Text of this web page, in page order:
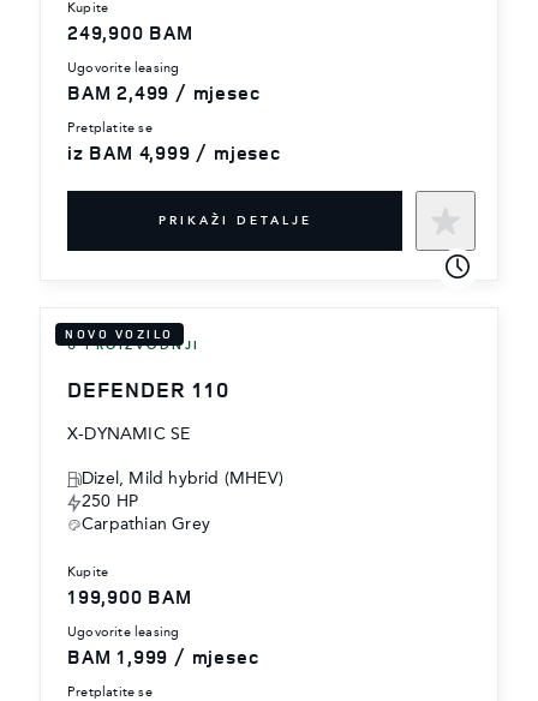
kupite
249,900 BAM
ugovorite leasing
BAM 2,499 / mjesec
pretplatite se
iz BAM 4,999 / mjesec
PRIKAŽI DETALJE
NOVO VOZILO
U PROIZVODNJI
DEFENDER 110
X-DYNAMIC SE
Dizel, Mild hybrid (MHEV)
250 HP
Carpathian Grey
kupite
199,900 BAM
ugovorite leasing
BAM 1,999 / mjesec
pretplatite se